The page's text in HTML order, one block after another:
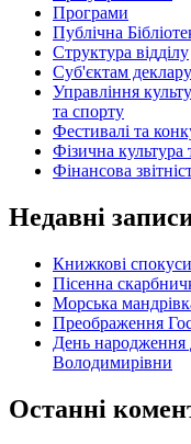
Програми
Публічна
Структура відділу
Суб'єктам
Управління
та спорту
Фестивалі та
Фізична культура
Фінансова
Недавні
Книжкові спокуси
Пісенна
Морська
Преображення
День народження
Володимирівни
Останні